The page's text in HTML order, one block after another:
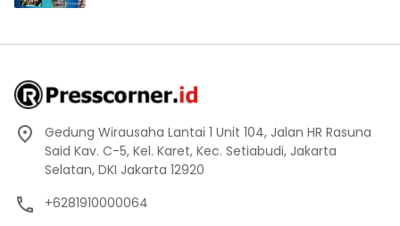
Gedung Wirausaha Lantai 1 Unit 104, Jalan HR Rasuna
Said Kav. C-5, Kel. Karet, Kec. Setiabudi, Jakarta
Selatan, DKI Jakarta 12920
+6281910000064